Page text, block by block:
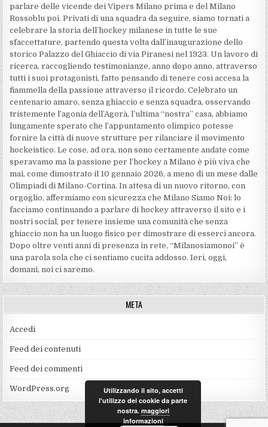
parlare delle vicende dei Vipers Milano prima e del Milano
Rossoblu poi. Privati di una squadra da seguire, siamo tornati a
celebrare la storia dell’hockey milanese in tutte le sue
sfaccettature, partendo questa volta dall’inaugurazione dello
storico Palazzo del Ghiaccio di via Piranesi nel 1923. Un lavoro di
ricerca, raccogliendo testimonianze, anno dopo anno, attraverso
tutti i suoi protagonisti, fatto pensando di tenere così accesa la
fiammella della passione attraverso il ricordo. Celebrato un
centenario amaro, senza ghiaccio e senza squadra, osservando
tristemente l’agonia dell’Agorà, l’ultima “nostra” casa, abbiamo
lungamente sperato che l’appuntamento olimpico potesse
fornire la città di nuove strutture per rilanciare il movimento
hockeistico. Le cose, ad ora, non sono certamente andate come
speravamo ma la passione per l’hockey a Milano è più viva che
mai, come dimostrato il 10 gennaio 2026, a meno di un mese dalle
Olimpiadi di Milano-Cortina. In attesa di un nuovo ritorno, con
orgoglio, affermiamo con sicurezza che Milano Siamo Noi: lo
facciamo continuando a parlare di hockey attraverso il sito e i
nostri social, per tenere insieme una comunità che senza
ghiaccio non ha un luogo fisico per dimostrare di esserci ancora.
Dopo oltre venti anni di presenza in rete, “Milanosiamonoi” è
una parola sola che ci sentiamo cucita addosso. Ieri, oggi,
domani, noi ci saremo.
META
Accedi
Feed dei contenuti
Feed dei commenti
WordPress.org
Utilizzando il sito, accetti
l'utilizzo dei cookie da parte
nostra. maggiori
informazioni